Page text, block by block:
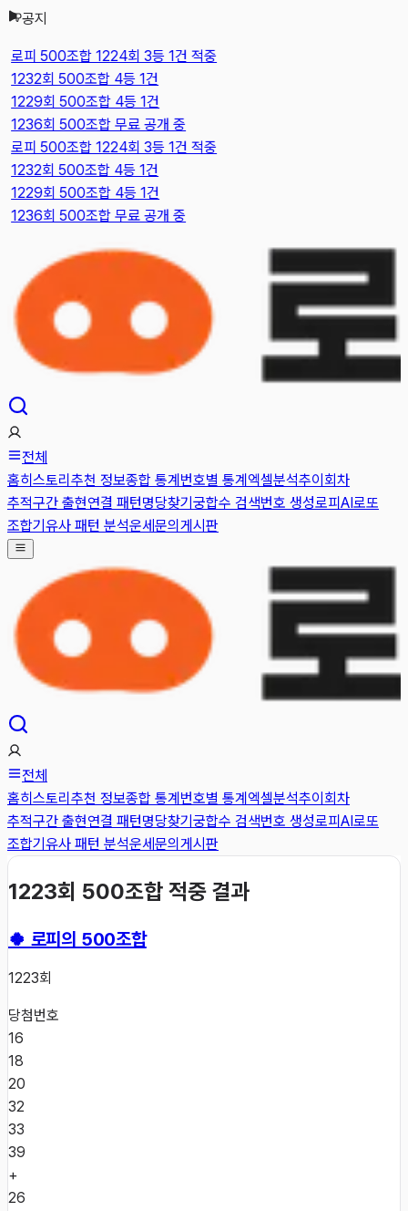
공지
로피 500조합 1224회 3등 1건 적중
1232회 500조합 4등 1건
1229회 500조합 4등 1건
1236회 500조합 무료 공개 중
로피 500조합 1224회 3등 1건 적중
1232회 500조합 4등 1건
1229회 500조합 4등 1건
1236회 500조합 무료 공개 중
전체
홈히스토리 추천 정보종합 통계번호별 통계엑셀분석추이 회차
추적구간 출현연결 패턴명당찾기궁합수 검색번호 생성로피AI로또
조합기유사 패턴 분석운세문의게시판
전체
홈히스토리 추천 정보종합 통계번호별 통계엑셀분석추이 회차
추적구간 출현연결 패턴명당찾기궁합수 검색번호 생성로피AI로또
조합기유사 패턴 분석운세문의게시판
1223회 500조합 적중 결과
🍀 로피의 500조합
1223회
당첨번호
16
18
20
32
33
39
+
26